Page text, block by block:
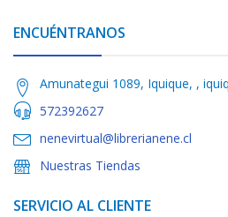
ENCUÉNTRANOS
Amunategui 1089, Iquique, ,
572392627
nenevirtual@librerianene.cl
Nuestras Tiendas
SERVICIO AL CLIENTE